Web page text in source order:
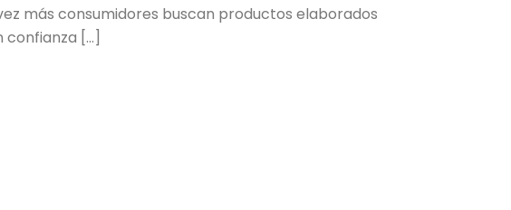
más consumidores buscan productos elaborados
[...]